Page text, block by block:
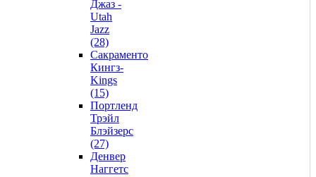
Джаз -
Utah
Jazz
(28)
Сакраменто
Кингз-
Kings
(15)
Портленд
Трэйл
Блэйзерс
(27)
Денвер
Наггетс